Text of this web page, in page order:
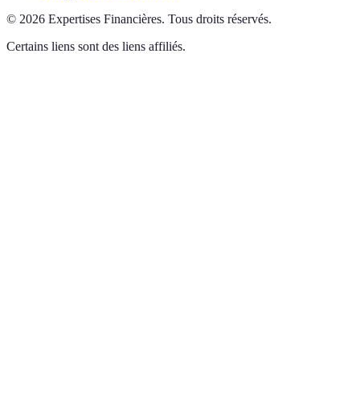
© 2026 Expertises Financières. Tous droits réservés.
Certains liens sont des liens affiliés.